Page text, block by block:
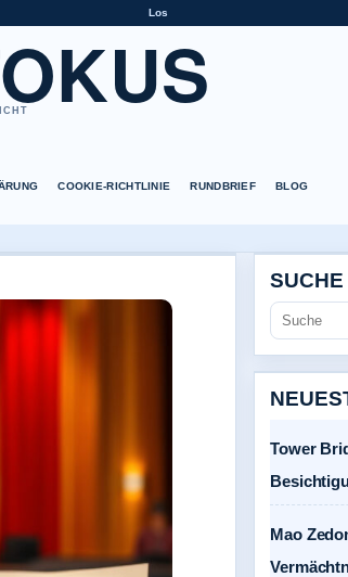
Los
COOKIE-RICHTLINIE RUNDBRIEF BLOG
SUCHE
Tower
Mao